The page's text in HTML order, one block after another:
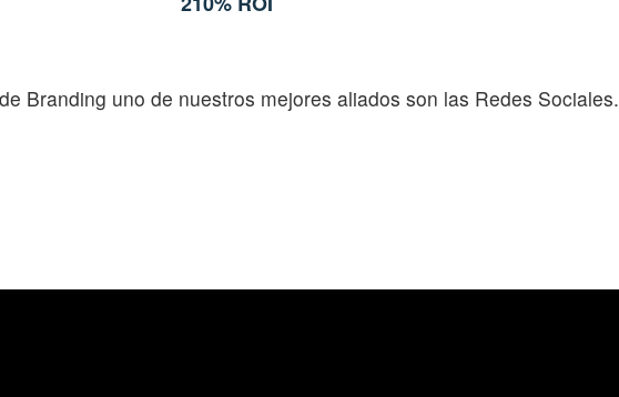
Branding uno de nuestros mejores aliados son las Redes Sociales.